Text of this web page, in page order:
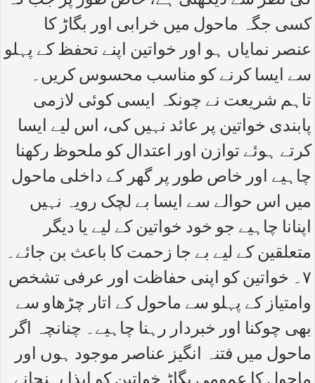
کسی جگہ ماحول میں خرابی اور بگاڑ کا
عنصر نمایاں ہو اور خواتین اپنے تحفظ کے پہلو
سے ایسا کرنے کو مناسب محسوس کریں۔
تاہم شریعت نے چونکہ ایسی کوئی لازمی
پابندی خواتین پر عائد نہیں کی، اس لیے ایسا
کرتے ہوئے توازن اور اعتدال کو ملحوظ رکھنا
چاہیے اور خاص طور پر گھر کے داخلی ماحول
میں اس حوالے سے ایسا بے لچک رویہ نہیں
اپنانا چاہیے جو خود خواتین کے لیے یا دیگر
متعلقین کے لیے بے جا زحمت کا باعث بن جائے۔
۷۔ خواتین کو اپنی حفاظت اور عرفی تشخص
وامتیاز کے پہلو سے ماحول کے اتار چڑھاو سے
بھی چوکنا اور خبردار رہنا چاہیے۔ چنانچہ اگر
ماحول میں فتنہ انگیز عناصر موجود ہوں اور